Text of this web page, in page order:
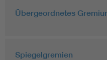
Übergeordnetes
Spiegelgremien